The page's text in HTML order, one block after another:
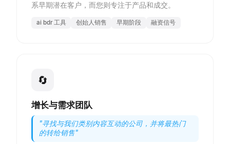
系早期潜在客户，而您则专注于产品和成交。
ai bdr 工具 创始人销售 早期阶段 融资信号
🔄
增长与需求团队
"寻找与我们类别内容互动的公司，并将最热门
的转给销售"